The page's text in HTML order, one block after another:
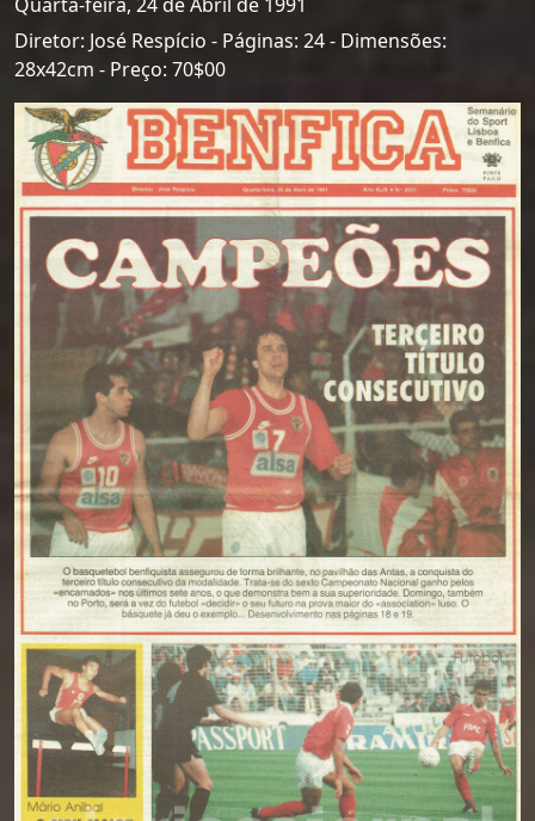
Quarta-feira, 24 de Abril de 1991
Diretor: José Respício - Páginas: 24 - Dimensões:
28x42cm - Preço: 70$00